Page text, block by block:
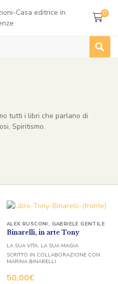
0
tutti i libri che parlano di
Spiritismo.
Binarelli, in arte Tony
50,00€
ALEX RUSCONI, GABRIELE GENTILE
LA SUA VITA, LA SUA MAGIA
SCRITTO IN COLLABORAZIONE CON
MARINA BINARELLI